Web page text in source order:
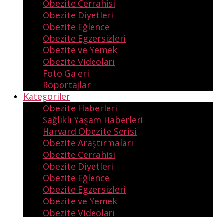
Obezite Cerrahisi
Obezite Diyetleri
Obezite Eğlence
Obezite Egzersizleri
Obezite ve Yemek
Obezite Videoları
Foto Galeri
Röportajlar
Kategoriler
Obezite Haberleri
Sağlıklı Yaşam Haberleri
Harvard Obezite Serisi
Obezite Araştırmaları
Obezite Cerrahisi
Obezite Diyetleri
Obezite Eğlence
Obezite Egzersizleri
Obezite ve Yemek
Obezite Videoları